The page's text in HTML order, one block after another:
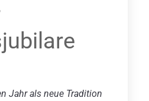
Jahr als neue Tradition